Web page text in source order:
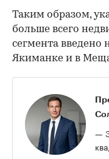
Таким образом,
больше всего
сегмента введено
Якиманке и в
—